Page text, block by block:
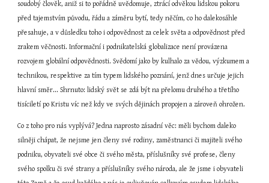
soudobý člověk, aniž si to pořádně uvědomuje, ztrácí odvěkou lidskou pokoru
před tajemstvím původu, řádu a záměru bytí, tedy něčím, co ho dalekosáhle
přesahuje, a v důsledku toho i odpovědnost za celek světa a odpovědnost před
zrakem věčnosti. Informační i podnikatelská globalizace není provázena
rozvojem globální odpovědnosti. Svědomí jako by kulhalo za vědou, výzkumem a
technikou, respektive za tím typem lidského poznání, jenž dnes určuje jejich
hlavní směr... Shrnuto: lidský svět se zdá být na přelomu druhého a třetího
tisíciletí po Kristu víc než kdy ve svých dějinách propojen a zároveň ohrožen.
Co z toho pro nás vyplývá? Jedna naprosto zásadní věc: měli bychom daleko
silněji chápat, že nejsme jen členy své rodiny, zaměstnanci či majiteli svého
podniku, obyvateli své obce či svého města, příslušníky své profese, členy
svého spolku či své strany a příslušníky svého národa, ale že jsme i obyvateli